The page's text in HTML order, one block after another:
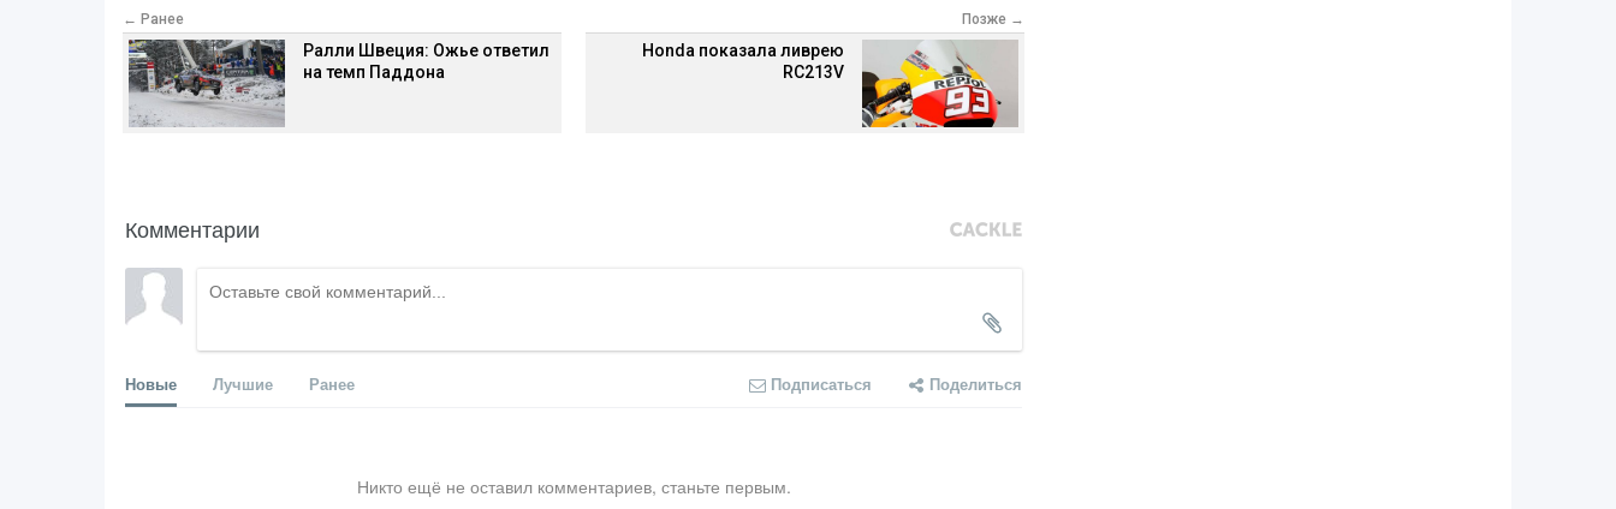
← Ранее
Ралли Швеция: Ожье ответил
на темп Паддона
Позже →
Honda показала ливрею
RC213V
Комментарии
Новые Лучшие Ранее Подписаться Поделиться
Никто ещё не оставил комментариев, станьте первым.